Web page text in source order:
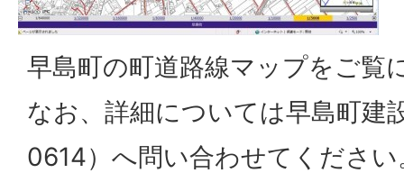
早島町の町道路線マップをご覧
なお、詳細については早島町
0614）へ問い合わせてください